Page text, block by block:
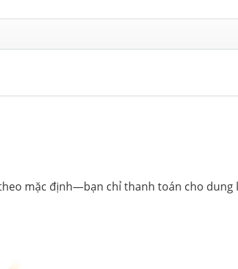
mặc định—bạn chỉ thanh toán cho